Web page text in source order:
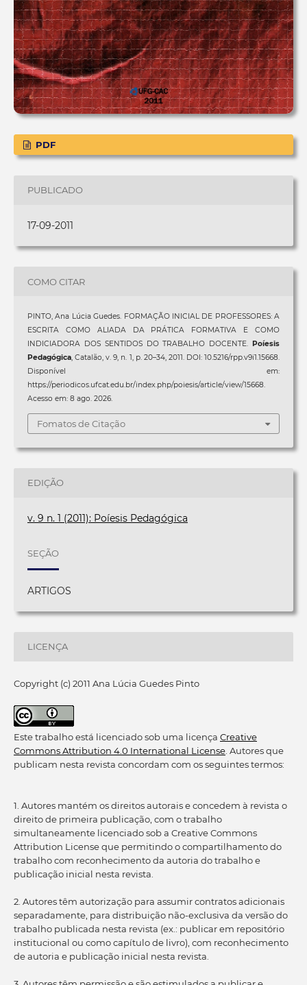
PDF
PUBLICADO
17-09-2011
COMO CITAR
PINTO, Ana Lúcia Guedes. FORMAÇÃO INICIAL DE PROFESSORES: A
ESCRITA COMO ALIADA DA PRÁTICA FORMATIVA E COMO
INDICIADORA DOS SENTIDOS DO TRABALHO DOCENTE.Poíesis
Pedagógica, Catalão, v. 9, n. 1, p. 20–34, 2011. DOI: 10.5216/rpp.v9i1.15668.
Disponível em:
https://periodicos.ufcat.edu.br/index.php/poiesis/article/view/15668.
Acesso em: 8 ago. 2026.
Fomatos de Citação
EDIÇÃO
v. 9 n. 1 (2011): Poíesis Pedagógica
SEÇÃO
ARTIGOS
LICENÇA
Copyright (c) 2011 Ana Lúcia Guedes Pinto
Este trabalho está licenciado sob uma licença Creative
Commons Attribution 4.0 International License. Autores que
publicam nesta revista concordam com os seguintes termos:
1. Autores mantém os direitos autorais e concedem à revista o
direito de primeira publicação, com o trabalho
simultaneamente licenciado sob a Creative Commons
Attribution License que permitindo o compartilhamento do
trabalho com reconhecimento da autoria do trabalho e
publicação inicial nesta revista.
2. Autores têm autorização para assumir contratos adicionais
separadamente, para distribuição não-exclusiva da versão do
trabalho publicada nesta revista (ex.: publicar em repositório
institucional ou como capítulo de livro), com reconhecimento
de autoria e publicação inicial nesta revista.